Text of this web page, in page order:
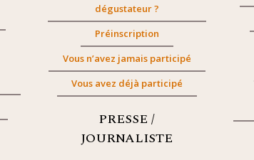
dégustateur ?
Préinscription
Vous n’avez jamais participé
Vous avez déjà participé
PRESSE /
JOURNALISTE